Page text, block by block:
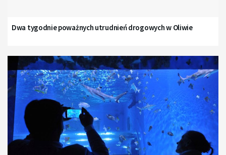
Dwa tygodnie poważnych utrudnień drogowych w Oliwie